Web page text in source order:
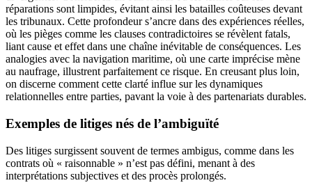
réparations sont limpides, évitant ainsi les batailles coûteuses devant
les tribunaux. Cette profondeur s’ancre dans des expériences réelles,
où les pièges comme les clauses contradictoires se révèlent fatals,
liant cause et effet dans une chaîne inévitable de conséquences. Les
analogies avec la navigation maritime, où une carte imprécise mène
au naufrage, illustrent parfaitement ce risque. En creusant plus loin,
on discerne comment cette clarté influe sur les dynamiques
relationnelles entre parties, pavant la voie à des partenariats durables.
Exemples de litiges nés de l’ambiguïté
Des litiges surgissent souvent de termes ambigus, comme dans les
contrats où « raisonnable » n’est pas défini, menant à des
interprétations subjectives et des procès prolongés.